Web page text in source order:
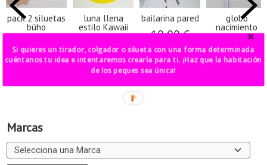
Marcas
pack 2 siluetas
búho
18,00 €
luna llena
estilo Kawaii
16,00 €
bailarina pared
10,00 €
globo
nacimiento
25,00 €
Si quieres un tirador, colgador o silueta con una forma determinada
cuéntanos tu idea e intentaremos crearla para ti. ¡Haz que la habitación
de los peques sea única!